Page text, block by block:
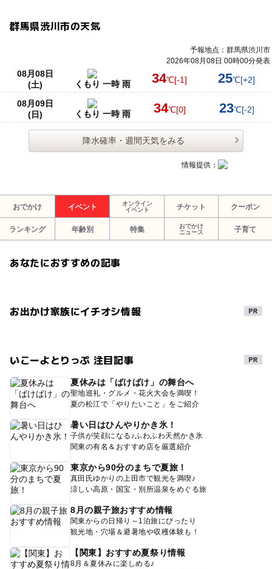
群馬県渋川市の天気
予報地点：群馬県渋川市
2026年08月08日 00時00分発表
08月08日
(土)
くもり 一時 雨 34℃[-1] 25℃[+2]
08月09日
(日)
くもり 一時 雨 34℃[0] 23℃[-2]
降水確率・週間天気をみる
情報提供：
おでかけ イベント
オンライン
イベント
チケット クーポン
ランキング 年齢別 特集
おでかけ
ニュース
子育て
あなたにおすすめの記事
お出かけ家族にイチオシ情報
いこーよとりっぷ 注目記事
夏休みは「ばけばけ」の舞台へ
聖地巡礼・グルメ・花火大会を満喫！
夏の松江で「やりたいこと」をご紹介
暑い日はひんやりかき氷！
子供が笑顔になる♪ふわふわ天然かき氷
関東の有名＆おすすめ店を厳選紹介
東京から90分のまちで夏旅！
真田氏ゆかりの上田市で観光を満喫♪
涼しい高原・国宝・別所温泉をめぐる旅
8月の親子旅おすすめ情報
関東からの日帰り～1泊旅にぴったり
観光地・穴場＆避暑地や収穫体験も！
【関東】おすすめ夏祭り情報
8月＆夏休みに楽しめる♪